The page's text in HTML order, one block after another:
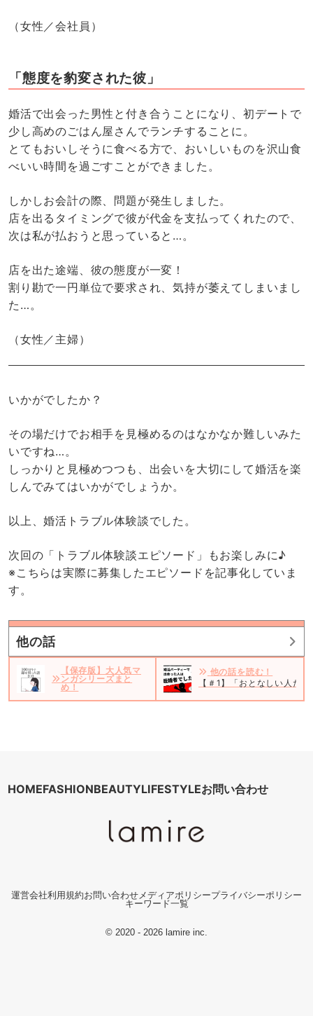
（女性／会社員）
「態度を豹変された彼」
婚活で出会った男性と付き合うことになり、初デートで
少し高めのごはん屋さんでランチすることに。
とてもおいしそうに食べる方で、おいしいものを沢山食
べいい時間を過ごすことができました。
しかしお会計の際、問題が発生しました。
店を出るタイミングで彼が代金を支払ってくれたので、
次は私が払おうと思っていると…。
店を出た途端、彼の態度が一変！
割り勘で一円単位で要求され、気持が萎えてしまいまし
た…。
（女性／主婦）
いかがでしたか？
その場だけでお相手を見極めるのはなかなか難しいみた
いですね…。
しっかりと見極めつつも、出会いを大切にして婚活を楽
しんでみてはいかがでしょうか。
以上、婚活トラブル体験談でした。
次回の「トラブル体験談エピソード」もお楽しみに♪
※こちらは実際に募集したエピソードを記事化していま
す。
他の話
【保存版】大人気マ
ンガシリーズまと
め！
他の話を読む！
【＃1】「おとなしい人だ
HOMEFASHIONBEAUTYLIFESTYLEお問い合わせ
運営会社利用規約お問い合わせ メディアポリシープライバシーポリシー
キーワード一覧
© 2020 - 2026 lamire inc.